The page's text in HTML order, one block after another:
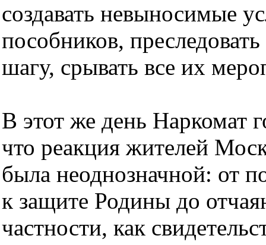
создавать невыносимые
пособников,
шагу, срывать все их
В этот же день Наркомат
что реакция жителей
была неоднозначной: от
к защите Родины до
частности, как